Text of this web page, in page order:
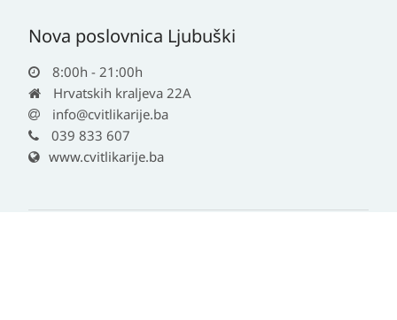
Nova poslovnica Ljubuški
8:00h - 21:00h
Hrvatskih kraljeva 22A
info@cvitlikarije.ba
039 833 607
www.cvitlikarije.ba